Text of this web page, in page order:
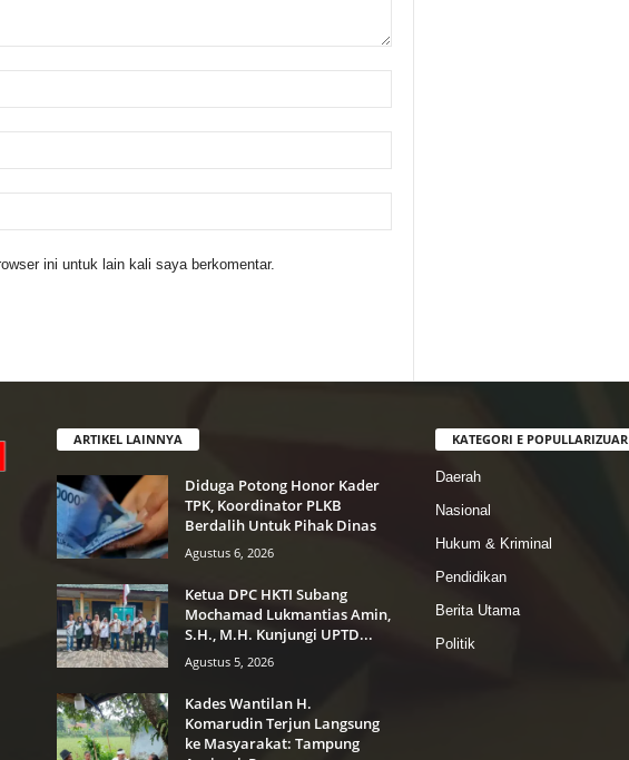
ini untuk lain kali saya berkomentar.
ARTIKEL LAINNYA
Diduga Potong Honor Kader
TPK, Koordinator PLKB
Berdalih Untuk Pihak Dinas
Agustus 6, 2026
Ketua DPC HKTI Subang
Mochamad Lukmantias Amin,
S.H., M.H. Kunjungi UPTD...
Agustus 5, 2026
Kades Wantilan H.
Komarudin Terjun Langsung
ke Masyarakat: Tampung
KATEGORI E POPULLARIZUAR
Daerah
Nasional
Hukum & Kriminal
Pendidikan
Berita Utama
Politik